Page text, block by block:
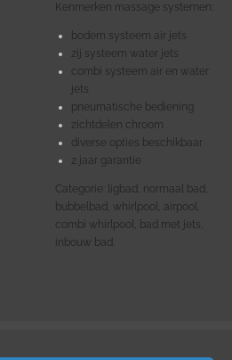
Kenmerken massage systemen:
bodem systeem air jets
zij systeem water jets
combi systeem air en water
jets
pneumatische bediening
zichtdelen chroom
diverse opties beschikbaar
2 jaar garantie
Categorie: ligbad, normaal bad,
bubbelbad, whirlpool, airpool,
combi whirlpool, bad met jets,
inbouw bad.